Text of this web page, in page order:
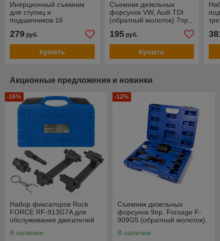
Инерционный съемник
для ступиц и
подшипников 16
PR801
279 руб.
Купить
Съемник дизельных
форсунок VW, Audi TDI
(обратный молоток) 7пр.,
A3047)
195руб.
Купить
в
Акционные предложения и новинки
-16%
Набор фиксаторов Rock
FORCE RF-913G7A для
обслуживания двигателей
В наличии
-12%
Съемник дизельных
форсунок 9пр. Forsage F-
909G5 (обратный молоток),
В наличии